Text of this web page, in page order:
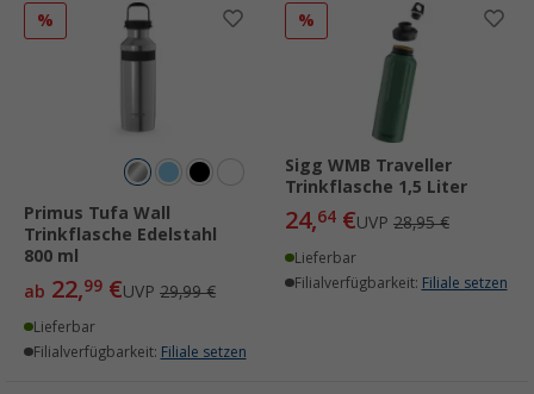
%
Primus Tufa Wall
Trinkflasche Edelstahl
800 ml
ab 22,99 €UVP 29,99 €
Lieferbar
Filialverfügbarkeit: Filiale setzen
%
Sigg WMB Traveller
Trinkflasche 1,5 Liter
24,64 €UVP 28,95 €
Lieferbar
Filialverfügbarkeit: Filiale setzen